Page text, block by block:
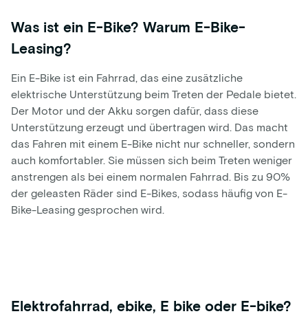
Was ist ein E-Bike? Warum E-Bike-
Leasing?
Ein E-Bike ist ein Fahrrad, das eine zusätzliche
elektrische Unterstützung beim Treten der Pedale bietet.
Der Motor und der Akku sorgen dafür, dass diese
Unterstützung erzeugt und übertragen wird. Das macht
das Fahren mit einem E-Bike nicht nur schneller, sondern
auch komfortabler. Sie müssen sich beim Treten weniger
anstrengen als bei einem normalen Fahrrad. Bis zu 90%
der geleasten Räder sind E-Bikes, sodass häufig von E-
Bike-Leasing gesprochen wird.
Elektrofahrrad, ebike, E bike oder E-bike?